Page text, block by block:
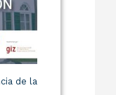
de la